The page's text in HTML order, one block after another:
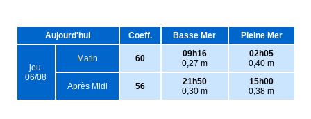
Aujourd'hui Coeff. Basse Mer Pleine Mer
jeu.
06/08
Matin 60
09h16
0,27 m
02h05
0,40 m
Après Midi 56
21h50
0,30 m
15h00
0,38 m